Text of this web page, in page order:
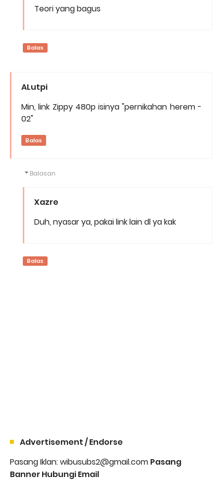
Teori yang bagus
Balas
ALutpi
Min, link Zippy 480p isinya "pernikahan herem -
02"
Balas
Balasan
Xazre
Duh, nyasar ya, pakai link lain dl ya kak
Balas
Advertisement / Endorse
Pasang Iklan: wibusubs2@gmail.com Pasang
Banner Hubungi Email